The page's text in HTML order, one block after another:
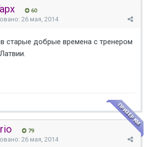
60
26 мая, 2014
старые добрые времена с тренером
79
ПРИЗЕР КМ
26 мая, 2014